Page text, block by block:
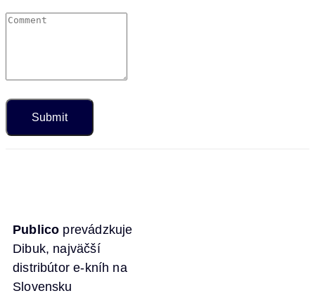
Publico prevádzkuje
Dibuk, najväčší
distribútor e-kníh na
Slovensku